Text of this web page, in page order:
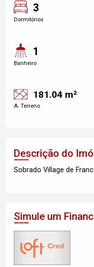
3
Dormitórios
1
Banheiro
181.04 m²
A. Terreno
Descrição do
Sobrado Village de
Simule um